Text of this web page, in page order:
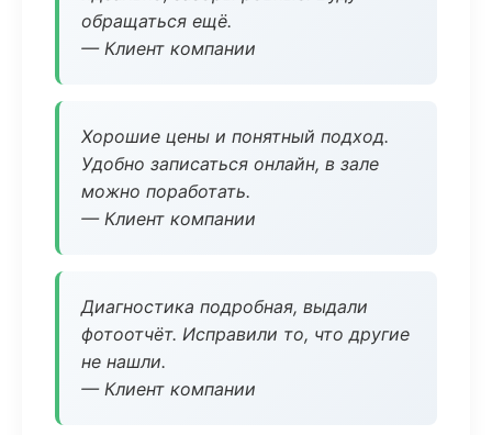
обращаться ещё.
— Клиент компании
Хорошие цены и понятный подход.
Удобно записаться онлайн, в зале
можно поработать.
— Клиент компании
Диагностика подробная, выдали
фотоотчёт. Исправили то, что другие
не нашли.
— Клиент компании